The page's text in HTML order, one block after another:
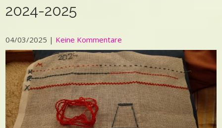
2024-2025
04/03/2025 | Keine Kommentare